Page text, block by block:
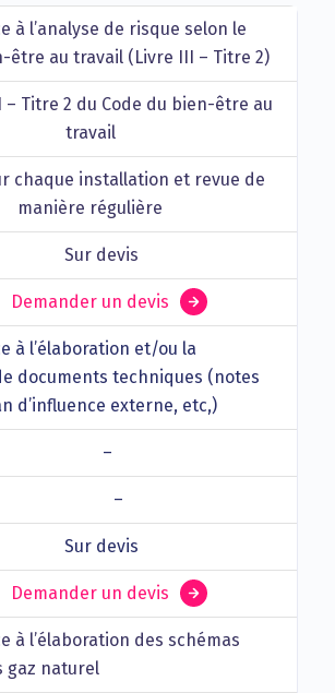
à l’analyse de risque selon le
être au travail (Livre III – Titre 2)
– Titre 2 du Code du bien-être au
travail
chaque installation et revue de
manière régulière
Sur devis
Demander un devis
à l’élaboration et/ou la
documents techniques (notes
d’influence externe, etc,)
–
–
Sur devis
Demander un devis
à l’élaboration des schémas
gaz naturel